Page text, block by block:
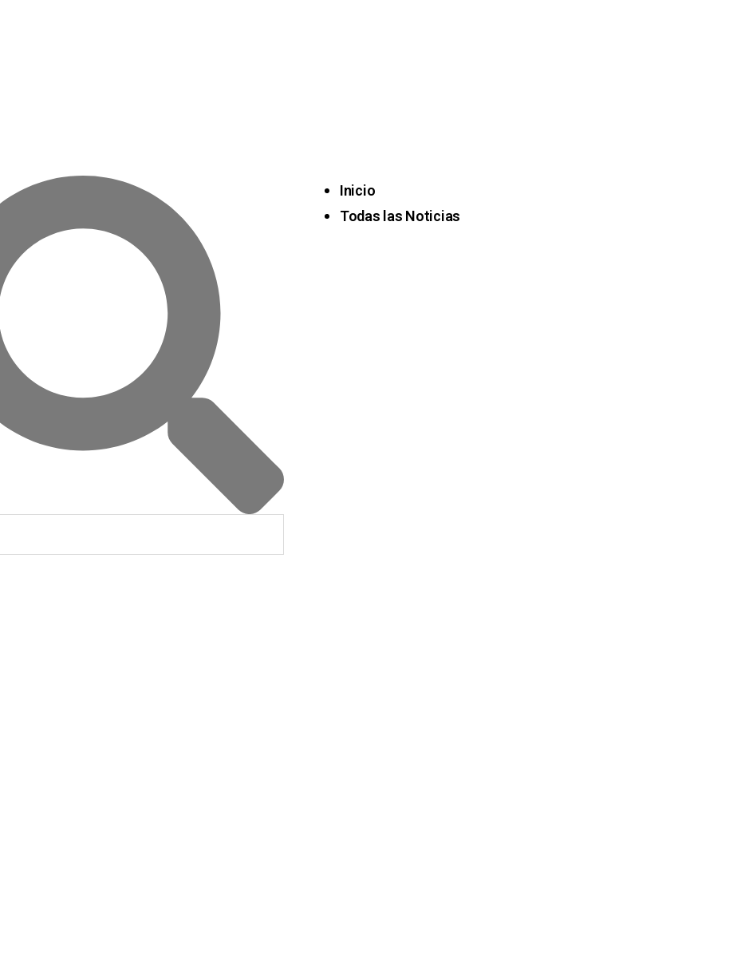
Inicio
Todas las Noticias